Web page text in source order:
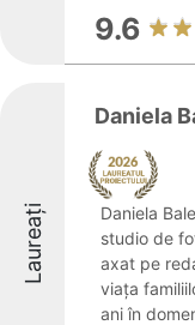
9.6
Laureați
Daniela
Daniela
studio de
axat pe
viața
ani în